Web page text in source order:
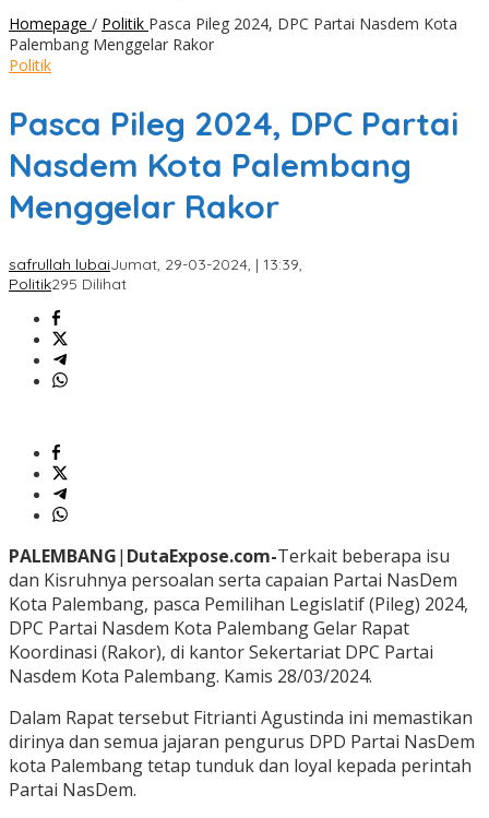
Homepage / Politik Pasca Pileg 2024, DPC Partai Nasdem Kota
Palembang Menggelar Rakor
Politik
Pasca Pileg 2024, DPC Partai
Nasdem Kota Palembang
Menggelar Rakor
safrullah lubaiJumat, 29-03-2024, | 13:39,
Politik295 Dilihat
PALEMBANG| DutaExpose.com-Terkait beberapa isu
dan Kisruhnya persoalan serta capaian Partai NasDem
Kota Palembang, pasca Pemilihan Legislatif (Pileg) 2024,
DPC Partai Nasdem Kota Palembang Gelar Rapat
Koordinasi (Rakor), di kantor Sekertariat DPC Partai
Nasdem Kota Palembang. Kamis 28/03/2024.
Dalam Rapat tersebut Fitrianti Agustinda ini memastikan
dirinya dan semua jajaran pengurus DPD Partai NasDem
kota Palembang tetap tunduk dan loyal kepada perintah
Partai NasDem.